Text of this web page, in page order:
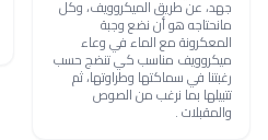
جهد، عن طريق الميكروويف، وكل
مانحتاجه هو أن نضع وجبة
المعكرونة مع الماء في وعاء
ميكروويف مناسب كي تنضج حسب
رغبتنا في سماكتها وطراوتها، ثم
تتبيلها بما نرغب من الصوص
والمقبلات .